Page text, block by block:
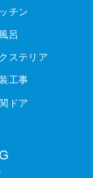
チン
呂
ステリア
工事
ドア